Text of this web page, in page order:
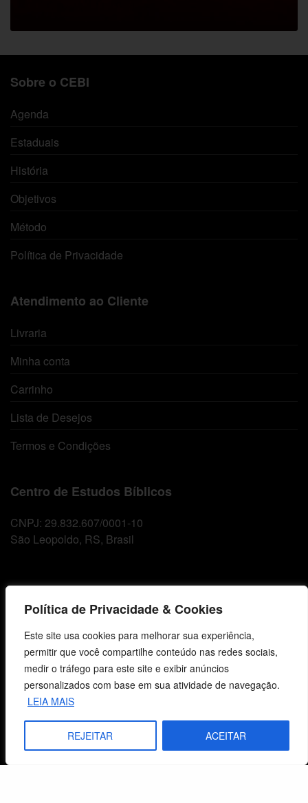
Política de Privacidade & Cookies
Este site usa cookies para melhorar sua experiência,
permitir que você compartilhe conteúdo nas redes sociais,
medir o tráfego para este site e exibir anúncios
personalizados com base em sua atividade de navegação.
LEIA MAIS
REJEITAR ACEITAR
Sobre o CEBI
Agenda
Estaduais
História
Objetivos
Método
Política de Privacidade
Atendimento ao Cliente
Livraria
Minha conta
Carrinho
Lista de Desejos
Termos e Condições
Centro de Estudos Bíblicos
CNPJ: 29.832.607/0001-10
São Leopoldo, RS, Brasil
Fale Conosco
vendas@cebi.org.br
comunicacao@cebi.org.br
WhatsApp / Vendas
+55 (51) 99734-4518
WhatsApp / Comunicação
+55 (51) 99799-3041